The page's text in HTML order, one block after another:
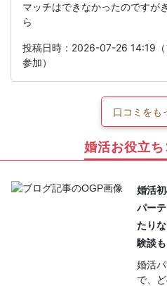
マッチはできなかったのですが
ら
投稿日時：2026-07-26 14:19（
参加）
口コミをも
婚活お役立
婚活
パー
たり
験談
婚活
で、